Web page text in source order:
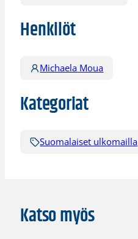
Henkilöt
Michaela Moua
Kategoriat
Suomalaiset ulkomailla
Katso myös